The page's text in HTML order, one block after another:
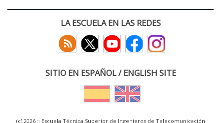
LA ESCUELA EN LAS REDES
SITIO EN ESPAÑOL / ENGLISH SITE
(c) 2026 :: Escuela Técnica Superior de Ingenieros de Telecomunicación